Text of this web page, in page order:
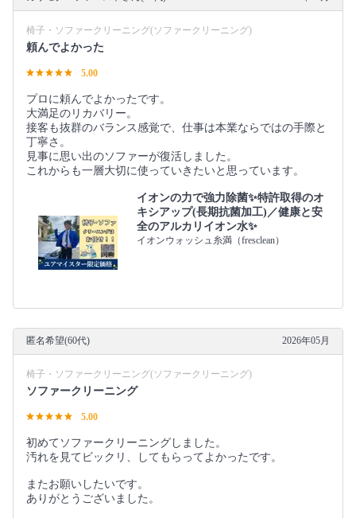
椅子・ソファークリーニング(ソファークリーニング)
頼んでよかった
5.00
プロに頼んでよかったです。
大満足のリカバリー。
接客も抜群のバランス感覚で、仕事は本業ならではの手際と
丁寧さ。
見事に思い出のソファーが復活しました。
これからも一層大切に使っていきたいと思っています。
イオンの力で強力除菌✨特許取得のオ
キシアップ(長期抗菌加工)／健康と安
全のアルカリイオン水✨
イオンウォッシュ糸満（fresclean）
匿名希望(60代) 2026年05月
椅子・ソファークリーニング(ソファークリーニング)
ソファークリーニング
5.00
初めてソファークリーニングしました。
汚れを見てビックリ、してもらってよかったです。
またお願いしたいです。
ありがとうございました。